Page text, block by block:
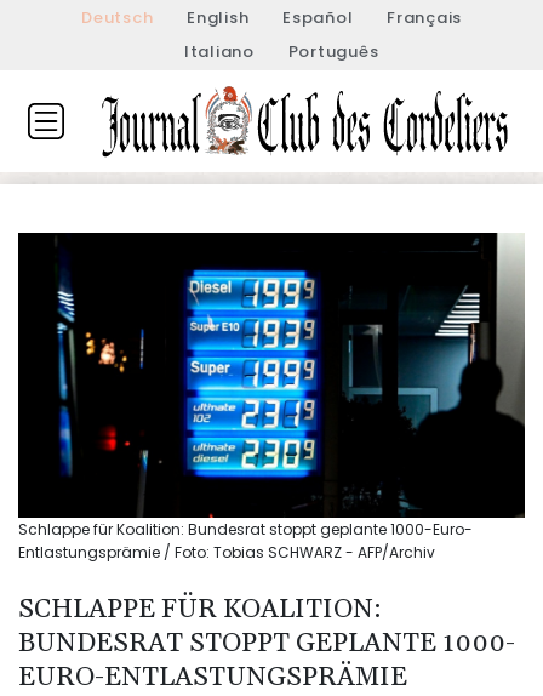
Deutsch English Español
Français
Italiano
Português
Schlappe für Koalition: Bundesrat stoppt geplante 1000-Euro-
Entlastungsprämie / Foto: Tobias SCHWARZ - AFP/Archiv
SCHLAPPE FÜR KOALITION:
BUNDESRAT STOPPT GEPLANTE 1000-
EURO-ENTLASTUNGSPRÄMIE